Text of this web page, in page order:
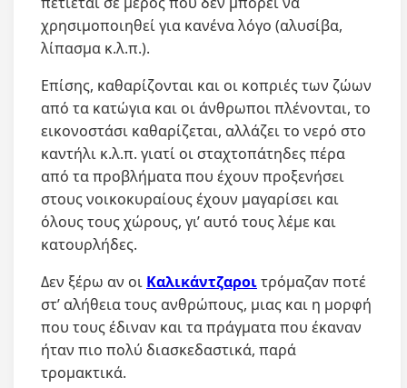
χρησιμοποιηθεί για κανένα λόγο (αλυσίβα,
λίπασμα κ.λ.π.).
Επίσης, καθαρίζονται και οι κοπριές των ζώων
από τα κατώγια και οι άνθρωποι πλένονται, το
εικονοστάσι καθαρίζεται, αλλάζει το νερό στο
καντήλι κ.λ.π. γιατί οι σταχτοπάτηδες πέρα
από τα προβλήματα που έχουν προξενήσει
στους νοικοκυραίους έχουν μαγαρίσει και
όλους τους χώρους, γι’ αυτό τους λέμε και
κατουρλήδες.
Δεν ξέρω αν οι Καλικάντζαροιτρόμαζαν ποτέ
στ’ αλήθεια τους ανθρώπους, μιας και η μορφή
που τους έδιναν και τα πράγματα που έκαναν
ήταν πιο πολύ διασκεδαστικά, παρά
τρομακτικά.